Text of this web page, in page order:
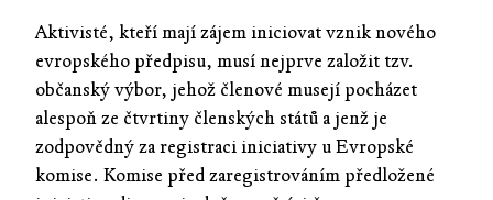
Aktivisté, kteří mají zájem iniciovat vznik nového
evropského předpisu, musí nejprve založit tzv.
občanský výbor, jehož členové musejí pocházet
alespoň ze čtvrtiny členských států a jenž je
zodpovědný za registraci iniciativy u Evropské
komise. Komise před zaregistrováním předložené